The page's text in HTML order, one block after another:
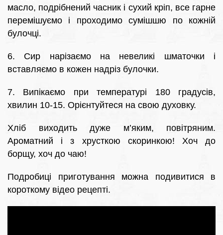
масло, подрібнений часник і сухий кріп, все гарне
перемішуємо і проходимо сумішшю по кожній
булочці.
6. Сир нарізаємо на невеликі шматочки і
вставляємо в кожен надріз булочки.
7. Випікаємо при температурі 180 градусів,
хвилин 10-15. Орієнтуйтеся на свою духовку.
Хліб виходить дуже м’яким, повітряним.
Ароматний і з хрусткою скоринкою! Хоч до
борщу, хоч до чаю!
Подробиці приготування можна подивитися в
короткому відео рецепті.